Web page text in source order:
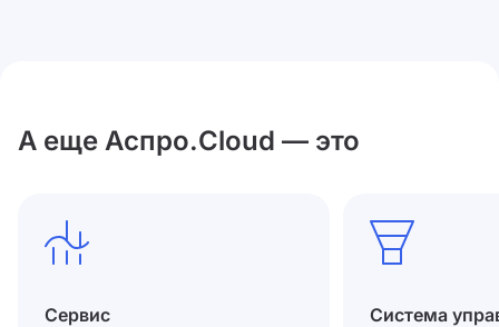
А еще Аспро.Cloud — это
Сервис
Система